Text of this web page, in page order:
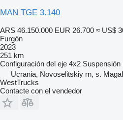
MAN TGE 3.140
ARS 46.150.000 EUR 26.700 ≈ US$
Furgón
2023
251 km
Configuración del eje 4x2 Suspensión
Ucrania, Novoselitskiy rn, s.
WestTrucks
Contacte con el vendedor